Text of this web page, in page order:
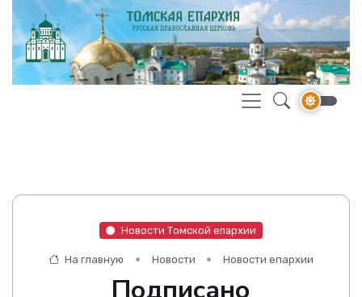
Новости Томской епархии
На главную Новости Новости епархии
Подписано